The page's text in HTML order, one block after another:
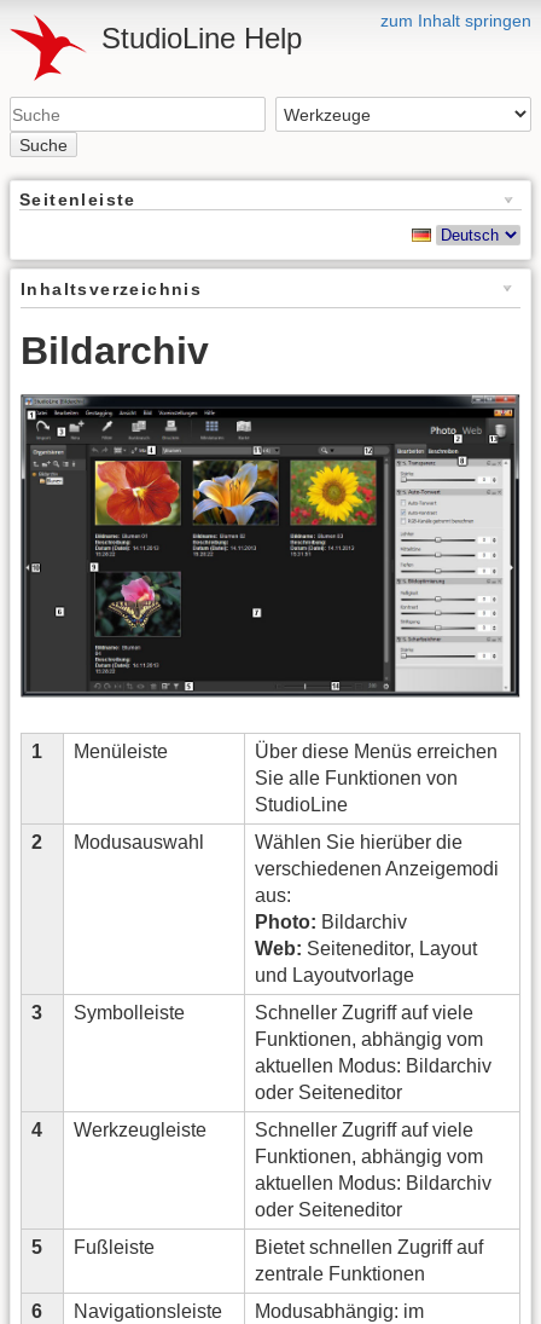
zum Inhalt springen
StudioLine Help
Suche
Seitenleiste
Inhaltsverzeichnis
Bildarchiv
1 Menüleiste
Über diese Menüs erreichen
Sie alle Funktionen von
StudioLine
2
Modusauswahl
Wählen Sie hierüber die
verschiedenen Anzeigemodi
aus:
Photo: Bildarchiv
Web: Seiteneditor, Layout
und Layoutvorlage
3
Symbolleiste
Schneller Zugriff auf viele
Funktionen, abhängig vom
aktuellen Modus: Bildarchiv
oder Seiteneditor
4
Werkzeugleiste
Schneller Zugriff auf viele
Funktionen, abhängig vom
aktuellen Modus: Bildarchiv
oder Seiteneditor
5
Fußleiste
Bietet schnellen Zugriff auf
zentrale Funktionen
6
Navigationsleiste
Modusabhängig: im